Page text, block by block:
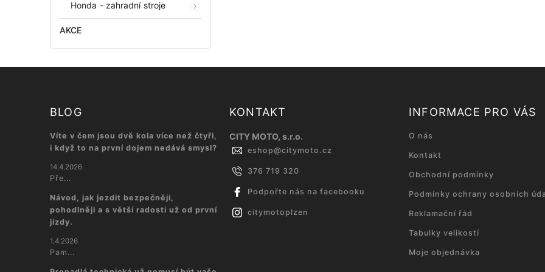
Honda - zahradní stroje
AKCE
BLOG
Víte v čem jsou dvě kola více než čtyři,
i když to na první dojem nedává smysl?
14.4.2026
Pře...
Návod, jak jezdit bezpečněji,
pohodlněji a s větší radostí už od první
jízdy.
1.4.2026
Pam...
KONTAKT
CITY MOTO, s.r.o.
eshop@citymoto.cz
376 719 320
Podpořte nás na facebooku
citymotoplzen
INFORMACE PRO VÁS
O nás
Kontakt
Obchodní podmínky
Podmínky ochrany osobních
Reklamační řád
Tabulky velikostí
Moje objednávka